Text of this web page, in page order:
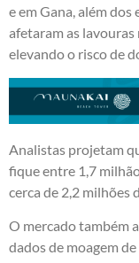
e em Gana, além
afetaram as
elevando o risco de
Analistas projetam
fique entre 1,7
cerca de 2,2 milhões
O mercado também
dados de moagem